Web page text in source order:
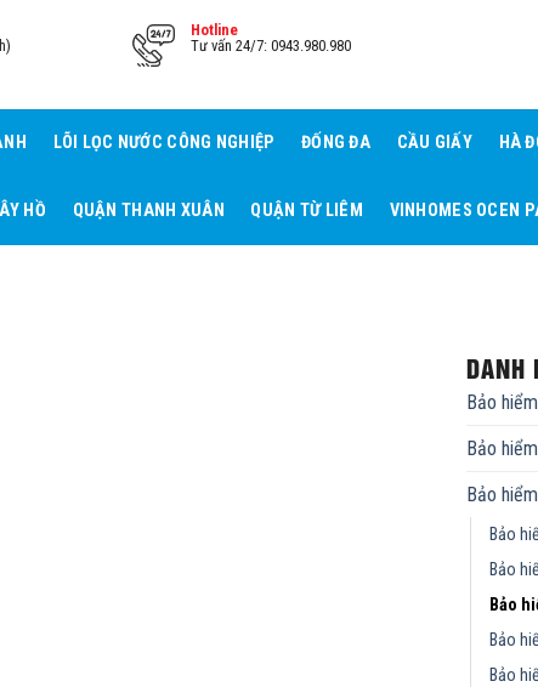
Hotline
Tư vấn 24/7: 0943.980.980
LÕI LỌC NƯỚC CÔNG NGHIỆP ĐỐNG ĐA CẦU GIẤY HÀ
HỒ QUẬN THANH XUÂN QUẬN TỪ LIÊM VINHOMES OCEN
DANH
Bảo
Bảo
Bảo
Bảo
Bảo
Bảo
Bảo
Bảo